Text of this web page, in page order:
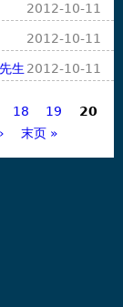
2012-10-11
2012-10-11
2012-10-11
生
18 19
20
末页 »